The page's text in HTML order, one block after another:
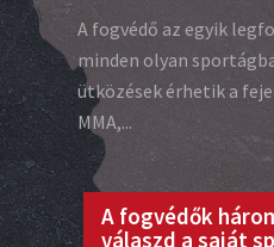
A fogvédő az egyik
minden olyan
ütközések érhetik a
MMA,...
A fogvédők
válaszd a saját